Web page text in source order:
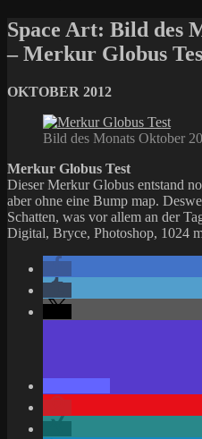
Space Art: Bild des
– Merkur Globus
OKTOBER 2012
Bild des Monats Oktober
Merkur Globus Test
Dieser Merkur Globus entstand
aber ohne eine Bump map.
Schatten, was vor allem an der
Digital, Bryce, Photoshop, 1024